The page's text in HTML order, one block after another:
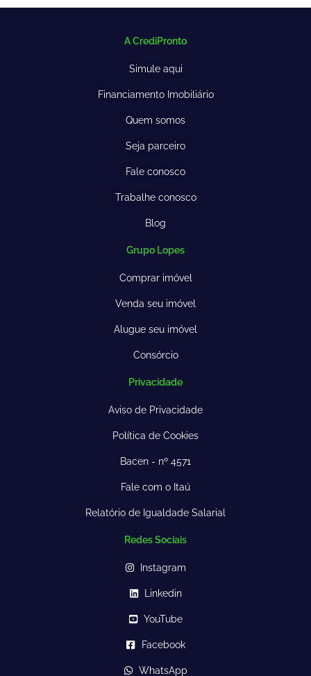
A CrediPronto
Simule aqui
Financiamento Imobiliário
Quem somos
Seja parceiro
Fale conosco
Trabalhe conosco
Blog
Grupo Lopes
Comprar imóvel
Venda seu imóvel
Alugue seu imóvel
Consórcio
Privacidade
Aviso de Privacidade
Política de Cookies
Bacen - nº 4571
Fale com o Itaú
Relatório de Igualdade Salarial
Redes Sociais
Instagram
Linkedin
YouTube
Facebook
WhatsApp